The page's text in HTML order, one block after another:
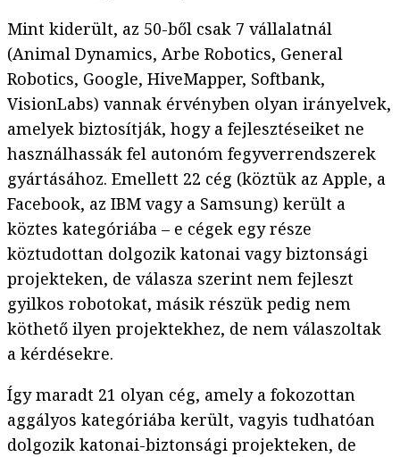
Mint kiderült, az 50-ből csak 7 vállalatnál
(Animal Dynamics, Arbe Robotics, General
Robotics, Google, HiveMapper, Softbank,
VisionLabs) vannak érvényben olyan irányelvek,
amelyek biztosítják, hogy a fejlesztéseiket ne
használhassák fel autonóm fegyverrendszerek
gyártásához. Emellett 22 cég (köztük az Apple, a
Facebook, az IBM vagy a Samsung) került a
köztes kategóriába – e cégek egy része
köztudottan dolgozik katonai vagy biztonsági
projekteken, de válasza szerint nem fejleszt
gyilkos robotokat, másik részük pedig nem
köthető ilyen projektekhez, de nem válaszoltak
a kérdésekre.
Így maradt 21 olyan cég, amely a fokozottan
aggályos kategóriába került, vagyis tudhatóan
dolgozik katonai-biztonsági projekteken, de